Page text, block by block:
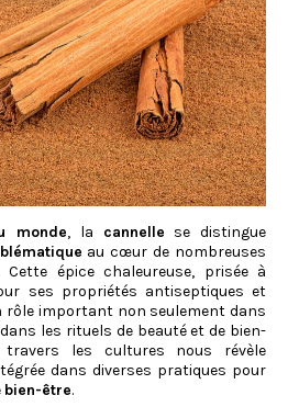
monde, la cannelle se distingue
au cœur de nombreuses
. Cette épice chaleureuse, prisée à
ses propriétés antiseptiques et
rôle important non seulement dans
les rituels de beauté et de bien-
les cultures nous révèle
dans diverses pratiques pour
bien-être.